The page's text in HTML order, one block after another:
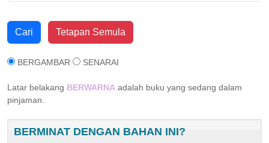
Cari Tetapan Semula
BERGAMBAR SENARAI
Latar belakang BERWARNA adalah buku yang sedang dalam
pinjaman.
BERMINAT DENGAN BAHAN INI?